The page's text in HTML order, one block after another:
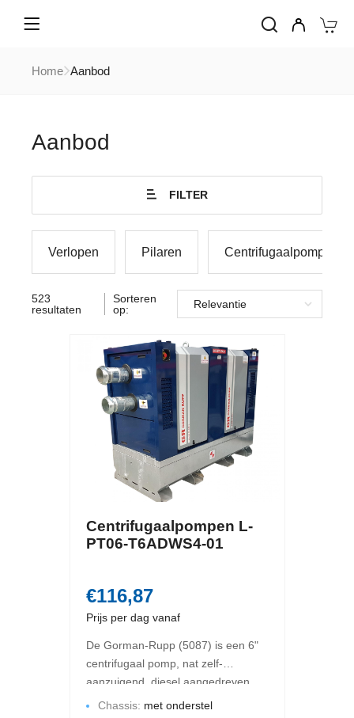
Home Aanbod
Aanbod
FILTER
Verlopen Pilaren Centrifugaalpompen
523
resultaten
Sorteren
op:
Centrifugaalpompen L-
PT06-T6ADWS4-01
Prijs per dag vanaf
€116,87
De Gorman-Rupp (5087) is een 6"
centrifugaal pomp, nat zelf-
aanzuigend, diesel aangedreven.
De maximale opbrengst is 360 m3
Chassis: met onderstel